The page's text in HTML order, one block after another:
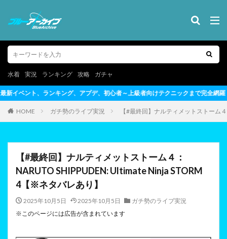
水着 実況 ランキング 攻略 ガチャ
者～上級者向けテクニックまで完全網羅
HOME ガチ勢のライブ実況 【#最終回】ナルティメットストーム
【#最終回】ナルティメットストーム４：
NARUTO SHIPPUDEN: Ultimate Ninja STORM
4【※ネタバレあり】
2025年10月5日 2025年10月5日
ガチ勢のライブ実況
※このページには広告が含まれています